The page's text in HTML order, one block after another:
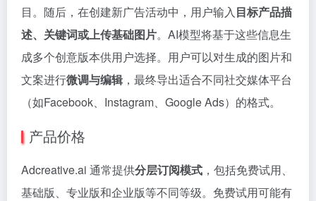
目。随后，在创建新广告活动中，用户输入目标产品描
述、关键词或上传基础图片。AI模型将基于这些信息生
成多个创意版本供用户选择。用户可以对生成的图片和
文案进行微调与编辑，最终导出适合不同社交媒体平台
（如Facebook、Instagram、Google Ads）的格式。
产品价格
Adcreative.ai 通常提供分层订阅模式 ，包括免费试用、
基础版、专业版和企业版等不同等级。免费试用可能有